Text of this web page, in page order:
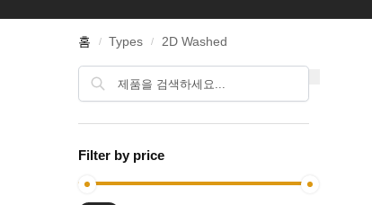
홈 / Types / 2D Washed
Filter by price